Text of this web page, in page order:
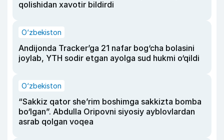
qolishidan xavotir bildirdi
O‘zbekiston
Andijonda Tracker’ga 21 nafar bog‘cha bolasini
joylab, YTH sodir etgan ayolga sud hukmi o‘qildi
O‘zbekiston
“Sakkiz qator she’rim boshimga sakkizta bomba
bo‘lgan”. Abdulla Oripovni siyosiy ayblovlardan
asrab qolgan voqea